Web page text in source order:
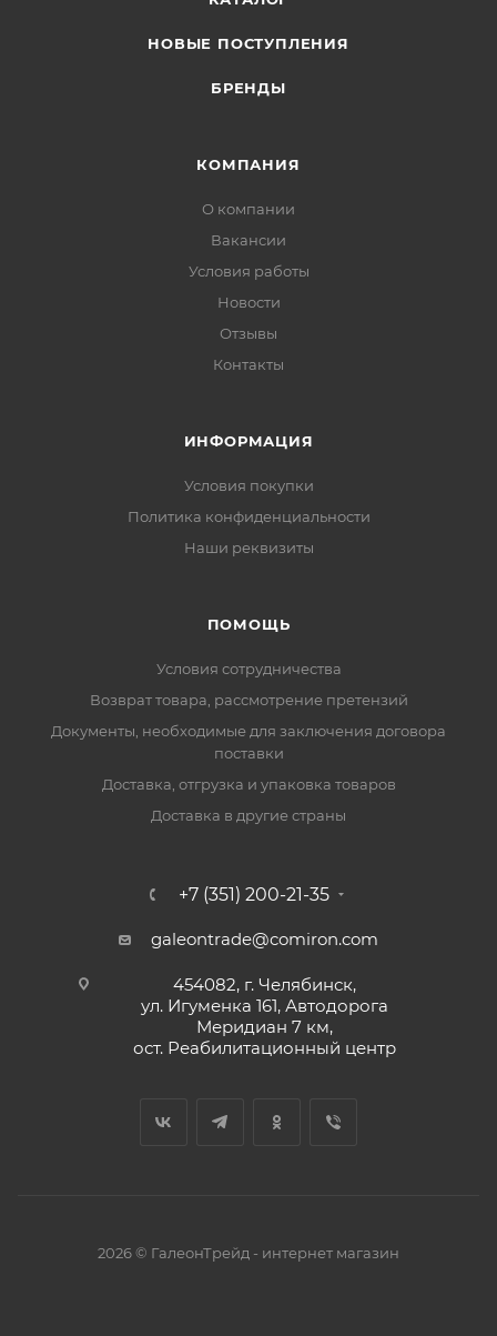
НОВЫЕ ПОСТУПЛЕНИЯ
БРЕНДЫ
КОМПАНИЯ
О компании
Вакансии
Условия работы
Новости
Отзывы
Контакты
ИНФОРМАЦИЯ
Условия покупки
Политика конфиденциальности
Наши реквизиты
ПОМОЩЬ
Условия сотрудничества
Возврат товара, рассмотрение претензий
Документы, необходимые для заключения договора
поставки
Доставка, отгрузка и упаковка товаров
Доставка в другие страны
+7 (351) 200-21-35
galeontrade@comiron.com
454082, г. Челябинск,
ул. Игуменка 161, Автодорога
Меридиан 7 км,
ост. Реабилитационный центр
2026 © ГалеонТрейд - интернет магазин